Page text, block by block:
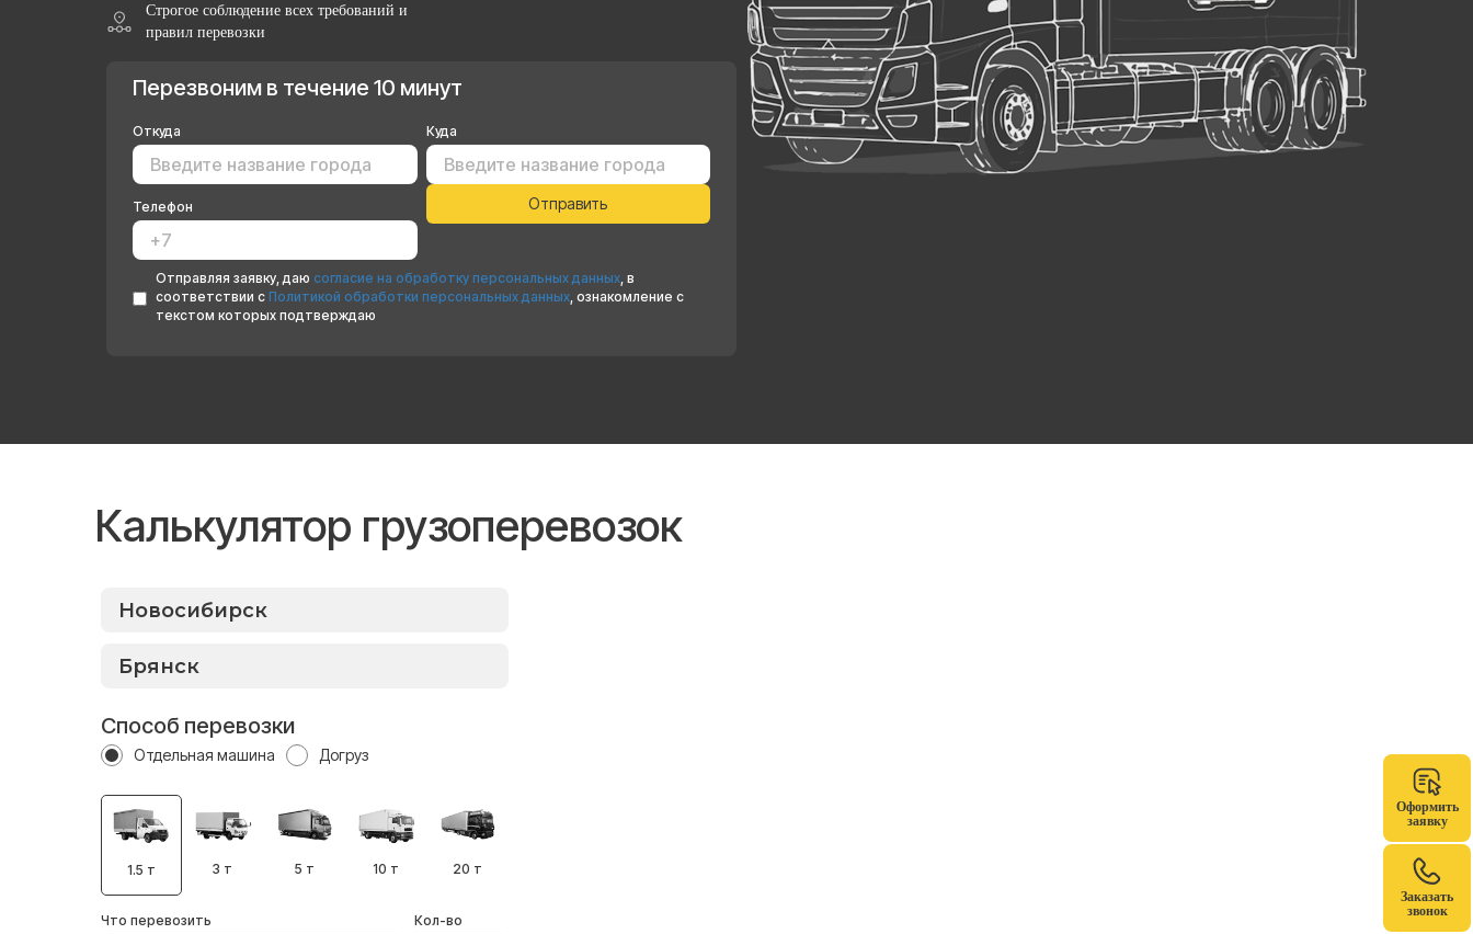
Оформить
заявку
Заказать
звонок
Строгое соблюдение всех требований и
правил перевозки
Перезвоним в течение 10 минут
Откуда Куда
Телефон
Отправляя заявку, даю согласие на обработку персональных данных, в
соответствии с Политикой обработки персональных данных, ознакомление с
текстом которых подтверждаю
Калькулятор грузоперевозок
Способ перевозки
Отдельная машина Догруз
1.5 т 3 т 5 т 10 т 20 т
Что перевозить Кол-во